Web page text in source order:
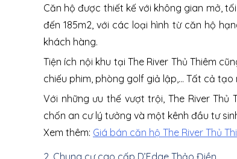
Căn hộ được thiết kế với không gian mở,
đến 185m2, với các loại hình từ căn hộ
khách hàng.
Tiện ích nội khu tại The River Thủ Thiêm
chiếu phim, phòng golf giả lập,... Tất cả
Với những ưu thế vượt trội, The River
chốn an cư lý tưởng và một kênh đầu tư
Xem thêm: Giá bán căn hộ The River Thủ
2. Chung cư cao cấp D’Edge Thảo Điền